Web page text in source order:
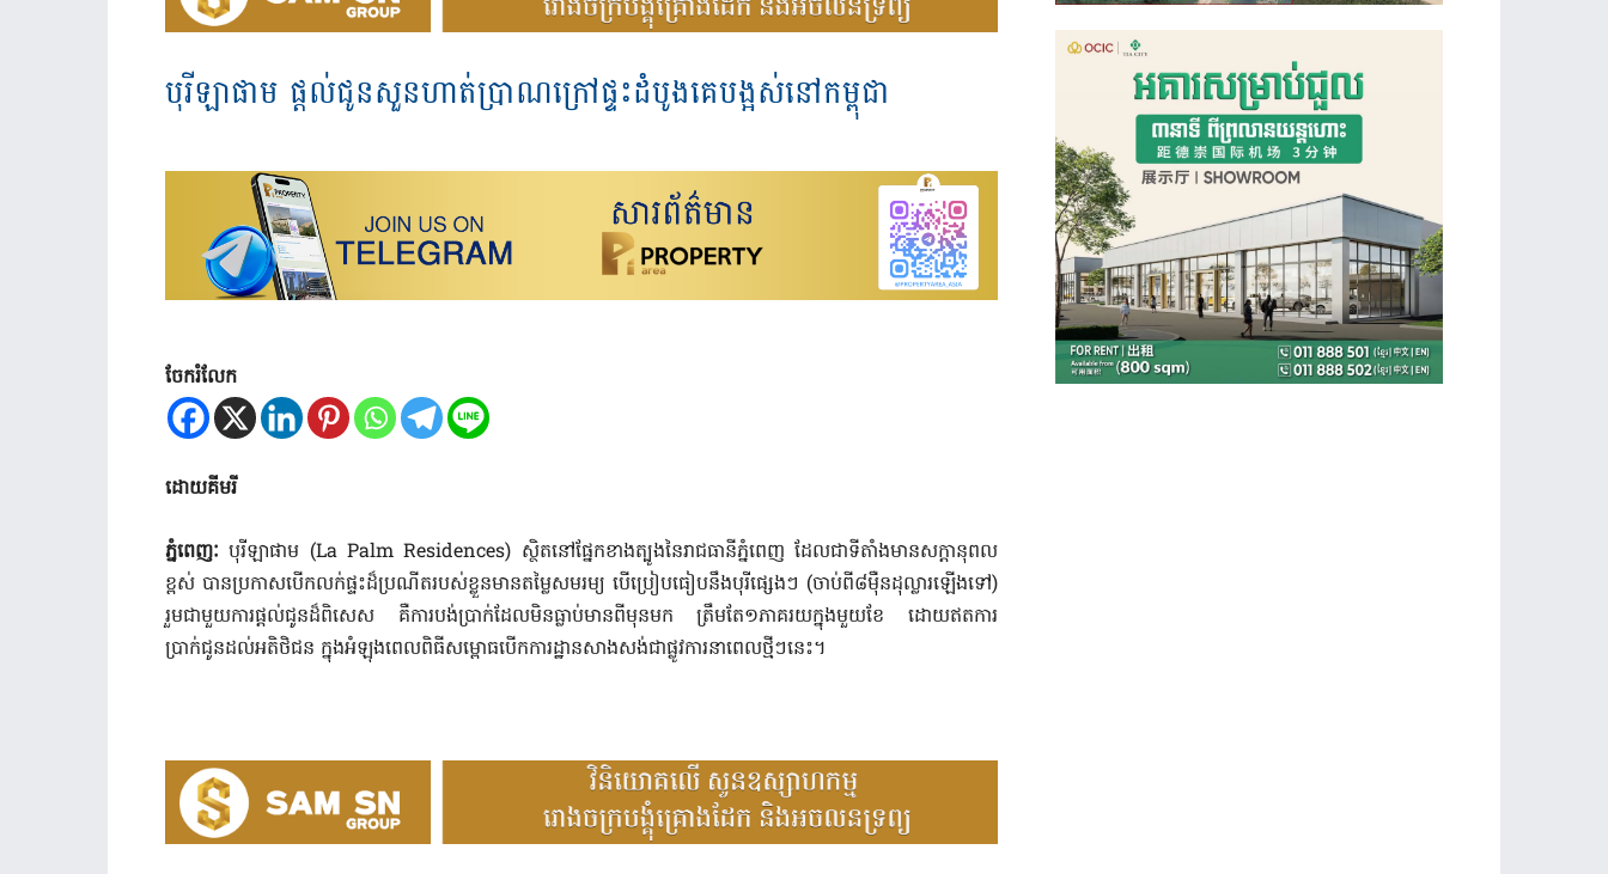
បុរីឡាផាម ផ្តល់ជូនសួនហាត់ប្រាណក្រៅផ្ទះដំបូងគេបង្អស់នៅកម្ពុជា
ចែករំលែក
ដោយគីមរី
ភ្នំពេញៈ បុរីឡាផាម (La Palm Residences) ស្ថិតនៅផ្នែកខាងត្បូងនៃរាជធានីភ្នំពេញ ដែលជាទីតាំងមានសក្តានុពល
ខ្ពស់ បានប្រកាសបើកលក់ផ្ទះដ៏ប្រណីតរបស់ខ្លួនមានតម្លៃសមរម្យ បើប្រៀបធៀបនឹងបុរីផ្សេងៗ (ចាប់ពី៨ម៉ឺនដុល្លារឡើងទៅ)
រួមជាមួយការផ្តល់ជូនដ៏ពិសេស គឺការបង់ប្រាក់ដែលមិនធ្លាប់មានពីមុនមក ត្រឹមតែ១ភាគរយក្នុងមួយខែ ដោយឥតការ
ប្រាក់ជូនដល់អតិថិជន ក្នុងអំឡុងពេលពិធីសម្ពោធបើកការដ្ឋានសាងសង់ជាផ្លូវការនាពេលថ្មីៗនេះ។